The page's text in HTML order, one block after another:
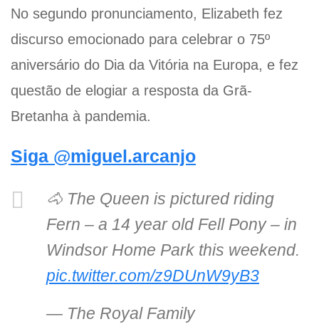
No segundo pronunciamento, Elizabeth fez
discurso emocionado para celebrar o 75º
aniversário do Dia da Vitória na Europa, e fez
questão de elogiar a resposta da Grã-
Bretanha à pandemia.
Siga @miguel.arcanjo
🐴 The Queen is pictured riding
Fern – a 14 year old Fell Pony – in
Windsor Home Park this weekend.
pic.twitter.com/z9DUnW9yB3
— The Royal Family